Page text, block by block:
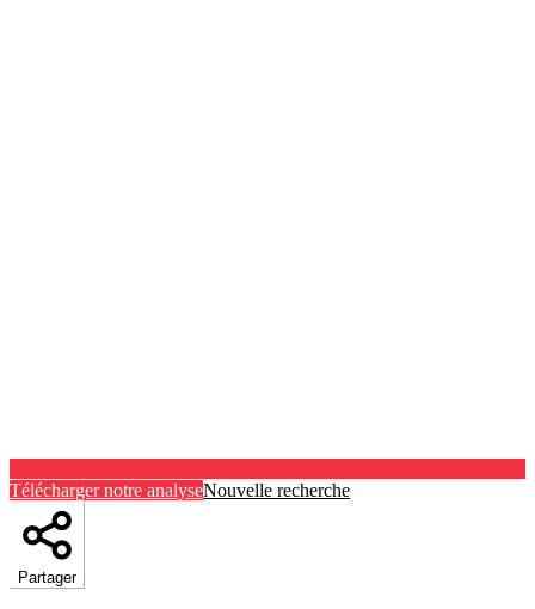
Télécharger notre analyseNouvelle recherche
Partager